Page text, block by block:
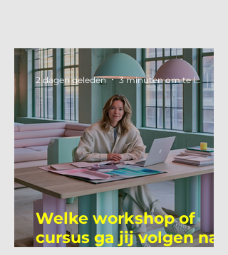
Welke workshop of
cursus ga jij volgen na
2 dagen geleden 3 minuten om te lezen